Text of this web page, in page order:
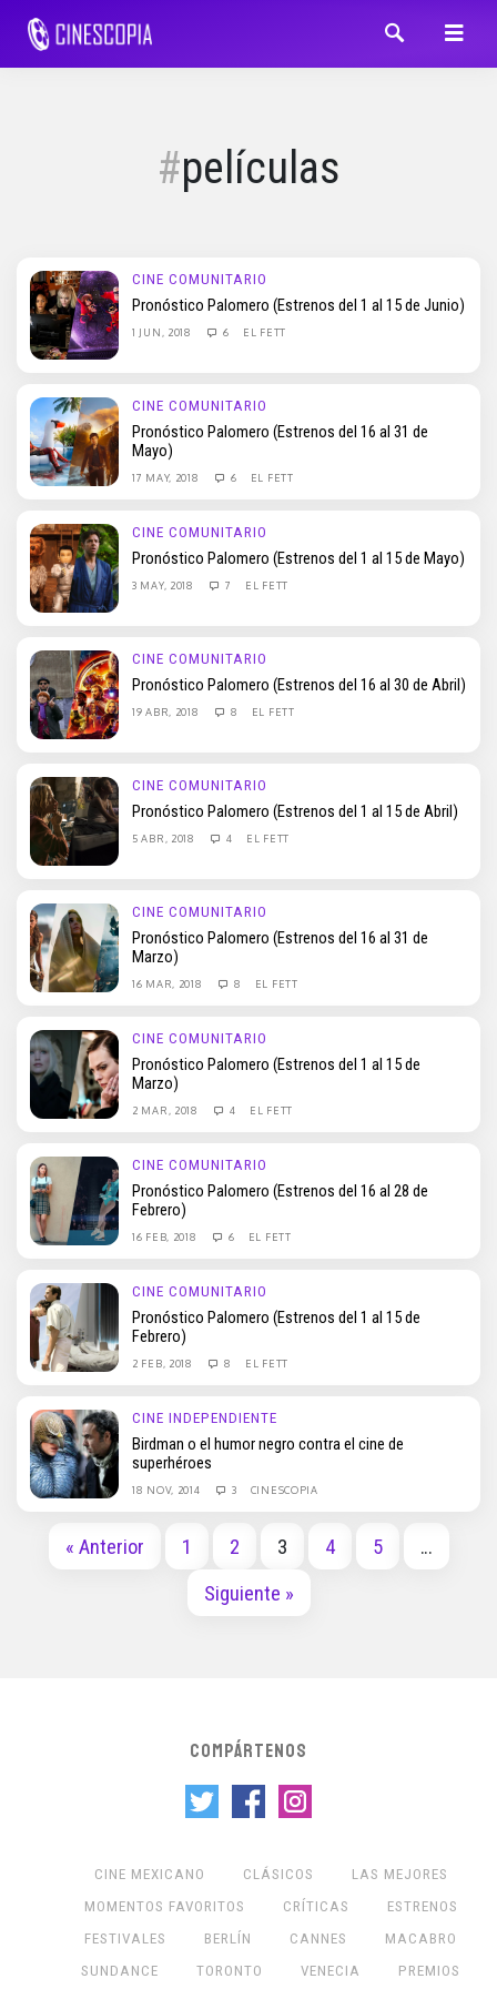
películas
CINE COMUNITARIO
Pronóstico Palomero (Estrenos del 1 al 15 de Junio)
1 JUN, 2018 6 EL FETT
CINE COMUNITARIO
Pronóstico Palomero (Estrenos del 16 al 31 de
Mayo)
17 MAY, 2018 6 EL FETT
CINE COMUNITARIO
Pronóstico Palomero (Estrenos del 1 al 15 de Mayo)
3 MAY, 2018 7 EL FETT
CINE COMUNITARIO
Pronóstico Palomero (Estrenos del 16 al 30 de Abril)
19 ABR, 2018 8 EL FETT
CINE COMUNITARIO
Pronóstico Palomero (Estrenos del 1 al 15 de Abril)
5 ABR, 2018 4 EL FETT
CINE COMUNITARIO
Pronóstico Palomero (Estrenos del 16 al 31 de
Marzo)
16 MAR, 2018 8 EL FETT
CINE COMUNITARIO
Pronóstico Palomero (Estrenos del 1 al 15 de
Marzo)
2 MAR, 2018 4 EL FETT
CINE COMUNITARIO
Pronóstico Palomero (Estrenos del 16 al 28 de
Febrero)
16 FEB, 2018 6 EL FETT
CINE COMUNITARIO
Pronóstico Palomero (Estrenos del 1 al 15 de
Febrero)
2 FEB, 2018 8 EL FETT
CINE INDEPENDIENTE
Birdman o el humor negro contra el cine de
superhéroes
18 NOV, 2014 3 CINESCOPIA
« Anterior 1 2 3 4 5
…
Siguiente »
COMPÁRTENOS
CINE MEXICANO CLÁSICOS
LAS MEJORES
MOMENTOS FAVORITOS
CRÍTICAS
ESTRENOS
FESTIVALES
BERLÍN CANNES
MACABRO
SUNDANCE
TORONTO VENECIA PREMIOS